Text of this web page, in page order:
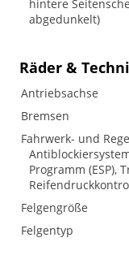
hintere
abgedunkelt)
Räder &
Antriebsachse
Bremsen
Fahrwerk- und
Programm (ESP),
Felgengröße
Felgentyp